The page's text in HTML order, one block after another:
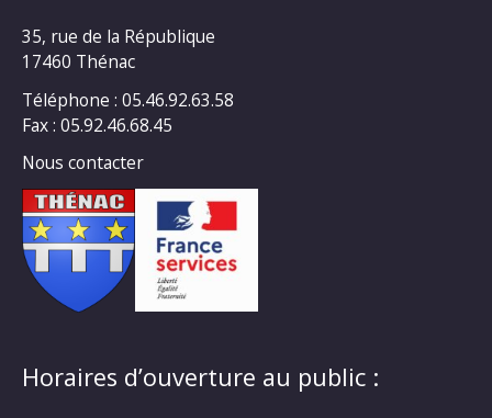
35, rue de la République
17460 Thénac
Téléphone : 05.46.92.63.58
Fax : 05.92.46.68.45
Nous contacter
Horaires d’ouverture au public :